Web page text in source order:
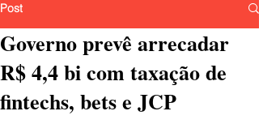
Post
Governo prevê arrecadar
R$ 4,4 bi com taxação de
fintechs, bets e JCP